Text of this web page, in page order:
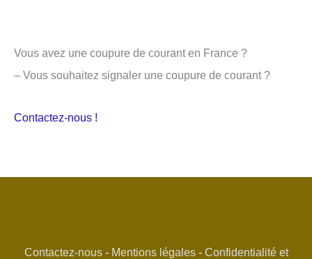
Vous avez une coupure de courant en France ?
– Vous souhaitez signaler une coupure de courant ?
Contactez-nous !
Contactez-nous- Mentions légales- Confidentialité et